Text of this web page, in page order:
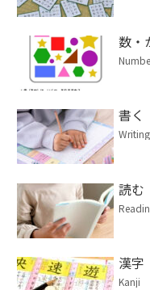
数・
書く
Writing
読む
漢字
Kanji